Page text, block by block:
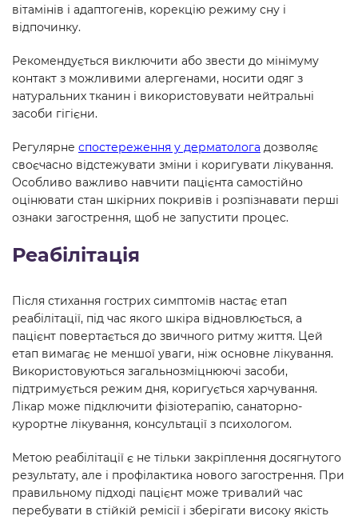
вітамінів і адаптогенів, корекцію режиму сну і
відпочинку.
Рекомендується виключити або звести до мінімуму
контакт з можливими алергенами, носити одяг з
натуральних тканин і використовувати нейтральні
засоби гігієни.
Регулярне спостереження у дерматолога дозволяє
своєчасно відстежувати зміни і коригувати лікування.
Особливо важливо навчити пацієнта самостійно
оцінювати стан шкірних покривів і розпізнавати перші
ознаки загострення, щоб не запустити процес.
Реабілітація
Після стихання гострих симптомів настає етап
реабілітації, під час якого шкіра відновлюється, а
пацієнт повертається до звичного ритму життя. Цей
етап вимагає не меншої уваги, ніж основне лікування.
Використовуються загальнозміцнюючі засоби,
підтримується режим дня, коригується харчування.
Лікар може підключити фізіотерапію, санаторно-
курортне лікування, консультації з психологом.
Метою реабілітації є не тільки закріплення досягнутого
результату, але і профілактика нового загострення. При
правильному підході пацієнт може тривалий час
перебувати в стійкій ремісії і зберігати високу якість